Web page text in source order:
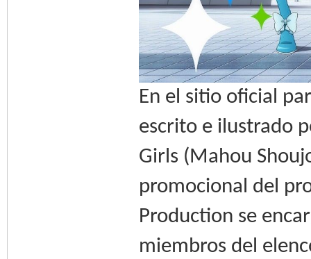
En el sitio oficial
escrito e ilustrado
Girls (Mahou
promocional del
Production se
miembros del